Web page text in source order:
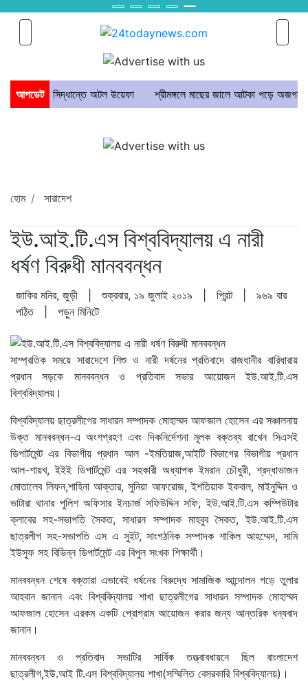
আপডেট
বয়কটের সিদ্ধান্তে অটল উয়েফা শ্রীমঙ্গলে মাছের জালে আটকা পড়ে অজগরের মৃত্যু
হোম সারাদেশ
ইউ.আই.টি.এস বিশ্ববিদ্যালয় এ নারী
ধর্ষণ বিরুধী মানববন্ধন
জাকির মনির, জুড়ী | শুক্রবার, ১৯ জুলাই ২০১৯ | প্রিন্ট
৯৬৯ বার
পঠিত
| পড়ুন মিনিটে
সাম্প্রতিক সময়ে সারাদেশে শিশু ও নারী দর্ষনের প্রতিবাদে রাজধানীর বারিধারায়
প্রধান সড়কে মানববন্ধন ও প্রতিবাদ সভার আয়োজন ইউ.আই.টি.এস
বিশ্ববিদ্যালয়।
বিশ্ববিদ্যালয় ছাত্রলীগের সাধারন সম্পাদক মোহাম্মদ আফজাল হোসেন এর সঞ্চালনায়
উক্ত মানববন্ধন-এ অংশগ্রহণ এবং দিকনির্দেশনা মূলক বক্তব্য রাখেন সিএসই
ডিপার্টমেন্ট এর বিভাগীয় প্রধান আল -ইমতিয়াজ,আইটি বিভাগের বিভাগীয় প্রধান
আল-শায়খ, ইইই ডিপার্টমেন্ট এর সহকারী অধ্যাপক ইমরান চৌধুরী, শ্রদ্ধাভাজন
মোতালেব লিফন,শাহিনা আক্তার, সুনিয়া আফরোজ, ইশতিয়াক ইকবাল, মাইনুদ্দিন ও
ভাটারা থানার পুলিশ অফিসার ইনচার্জ সফিউদ্দিন সফি, ইউ.আই.টি.এস কম্পিউটার
ক্লাবের সহ-সভাপতি সৈকত, সাধারন সম্পাদক মাহবুব সৈকত, ইউ.আই.টি.এস
ছাত্রলীগ সহ-সভাপতি এস এ সুইট, সাংগঠনিক সম্পাদক শাকিল আহম্মেদ, সামি
ইউসুফ সহ বিভিন্ন ডিপার্টমেন্ট এর বিপুল সংখক শিক্ষার্থী।
মানববন্ধন শেষে বক্তারা এভাবেই ধর্ষনের বিরুদ্ধে সামাজিক আন্দোলন গড়ে তুলার
আহবান জানান এবং বিশ্ববিদ্যালয় শাখা ছাত্রলীগের সাধারন সম্পাদক মোহাম্মদ
আফজাল হোসেন এরকম একটি প্রোগ্রাম আয়োজন করার জন্য আন্তরিক ধন্যবাদ
জানান।
মানববন্ধন ও প্রতিবাদ সভাটির সার্বিক তত্ত্বাবধায়নে ছিল বাংলাদেশ
ছাত্রলীগ,ইউ.আই টি.এস বিশ্ববিদ্যালয় শাখা(সম্মিলিত বেসরকারি বিশ্ববিদ্যালয়)।